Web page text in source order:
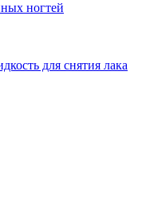
ногтей
для снятия лака